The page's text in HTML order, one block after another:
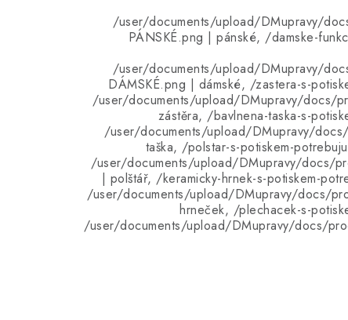
/user/documents/upload/DMupravy/
PÁNSKÉ.png | pánské, /damske-
/user/documents/upload/DMupravy/
DÁMSKÉ.png | dámské, /zastera-s-
/user/documents/upload/DMupravy/docs/
zástěra, /bavlnena-taska-s-
/user/documents/upload/DMupravy/
taška, /polstar-s-potiskem-
/user/documents/upload/DMupravy/docs/
| polštář, /keramicky-hrnek-s-potiskem-
/user/documents/upload/DMupravy/docs/
hrneček, /plechacek-s-
/user/documents/upload/DMupravy/docs/